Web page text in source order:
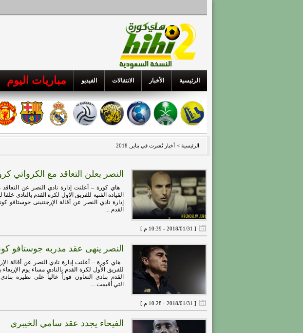
الرئيسية الأخبار الانتقالات الفيديو مباريات اليوم
الرئيسية > أخبار نُشرت في يناير, 2018
النصر يعلن التعاقد مع الكرواتي
هاي كورة – أعلنت إدارة نادي النصر عن
القيادة الفنية للفريق الاول لكرة القدم بالنادي
إدارة نادي النصر عن أقالة الإرجنتينى جوستافو
القدم ...
[ 2018/01/31 - 10:39 م ]
النصر ينهى عقد مدربه جوستافو
هاي كورة – أعلنت إدارة نادي النصر عن أقالة
للفريق الأول لكرة القدم بالنادي مساء يوم
القدم بنادي التعاون فوزاً غالياً على نظيره
التي أقيمت ...
[ 2018/01/31 - 10:28 م ]
الفيحاء يجدد عقد سامي الخيبري